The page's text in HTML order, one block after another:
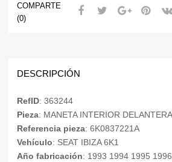
COMPARTE
(0)
DESCRIPCIÓN
RefID: 363244
Pieza: MANETA INTERIOR
Referencia pieza: 6K0837221A
Vehículo: SEAT IBIZA 6K1
Año fabricación: 1993 1994 1995